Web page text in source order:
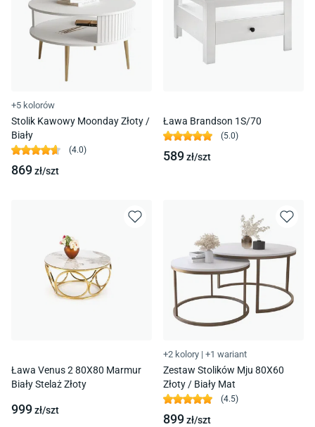
+5 kolorów
Stolik Kawowy Moonday Złoty /
Biały
(4.0)
869zł/szt
Ława Brandson 1S/70
(5.0)
589zł/szt
Ława Venus 2 80X80 Marmur
Biały Stelaż Złoty
999zł/szt
+2 kolory | +1 wariant
Zestaw Stolików Mju 80X60
Złoty / Biały Mat
(4.5)
899zł/szt